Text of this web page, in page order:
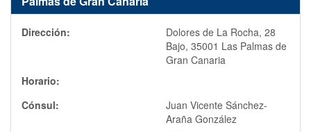
Dirección:
Dolores de La Rocha, 28
Bajo, 35001 Las Palmas de
Gran Canaria
Horario:
Cónsul:
Juan Vicente Sánchez-
Araña González